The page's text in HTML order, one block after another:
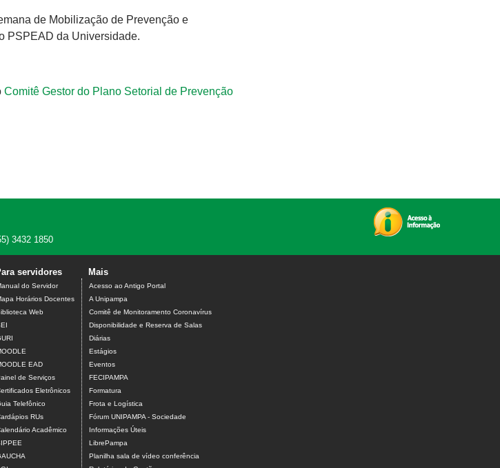
de Mobilização de Prevenção e
PSPEAD da Universidade.
Comitê Gestor do Plano Setorial de Prevenção
3432 1850
servidores
do Servidor
Horários Docentes
Web
EAD
de Serviços
Eletrônicos
Telefônico
RUs
Acadêmico
Mais
Acesso ao Antigo Portal
A Unipampa
Comitê de Monitoramento Coronavírus
Disponibilidade e Reserva de Salas
Diárias
Estágios
Eventos
FECIPAMPA
Formatura
Frota e Logística
Fórum UNIPAMPA - Sociedade
Informações Úteis
LibrePampa
Planilha sala de vídeo conferência